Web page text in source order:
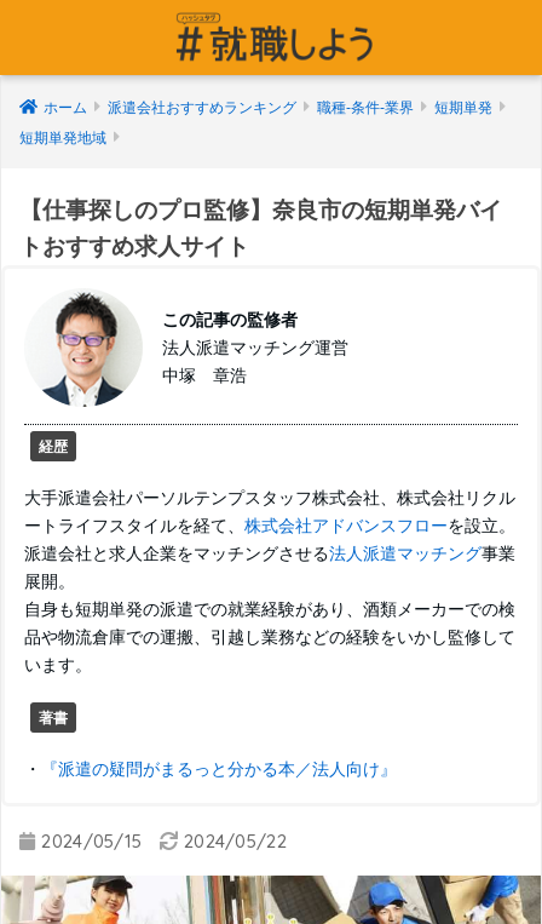
ホーム 派遣会社おすすめランキング 職種-条件-業界
短期単発
短期単発地域
【仕事探しのプロ監修】奈良市の短期単発バイ
トおすすめ求人サイト
この記事の監修者
法人派遣マッチング運営
中塚 章浩
経歴
大手派遣会社パーソルテンプスタッフ株式会社、株式会社リクル
ートライフスタイルを経て、 株式会社アドバンスフローを設立。
派遣会社と求人企業をマッチングさせる法人派遣マッチング事業
展開。
自身も短期単発の派遣での就業経験があり、酒類メーカーでの検
品や物流倉庫での運搬、引越し業務などの経験をいかし監修して
います。
著書
・ 『派遣の疑問がまるっと分かる本／法人向け』
2024/05/15 2024/05/22